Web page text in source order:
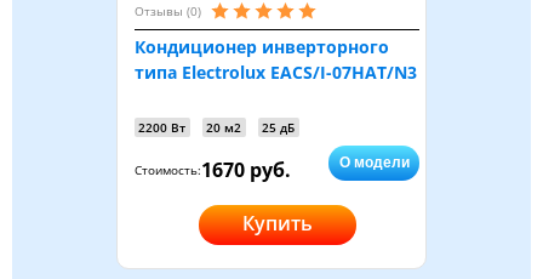
Отзывы (0)
Кондиционер инверторного
типа Electrolux EACS/I-07HAT/N3
2200 Вт 20 м2 25 дБ
Стоимость:1670 руб. О модели
Купить